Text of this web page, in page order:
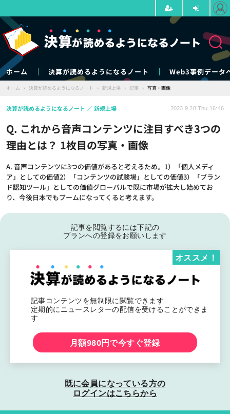
ホーム 決算が読めるようになるノート Web3事例データ
ホーム › 決算が読めるようになるノート › 新規上場 › 記事 › 写真・画像
Q. これから音声コンテンツに注目すべき3つの
理由とは？ 1枚目の写真・画像
A. 音声コンテンツに3つの価値があると考えるため。1）「個人メディ
ア」としての価値2）「コンテンツの試験場」としての価値3）「ブラン
ド認知ツール」としての価値グローバルで既に市場が拡大し始めてお
り、今後日本でもブームになってくると考えます。
決算が読めるようになるノート 新規上場 2023.9.28 Thu 16:46
記事を閲覧するには下記の
プランへの登録をお願いします
記事コンテンツを無制限に閲覧できます
定期的にニュースレターの配信を受けることができま
す
オススメ！
月額980円で今すぐ登録
既に会員になっている方の
ログインはこちらから